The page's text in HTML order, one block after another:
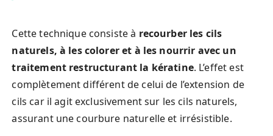
Cette technique consiste à recourber les cils
naturels, à les colorer et à les nourrir avec un
traitement restructurant la kératine. L’effet est
complètement différent de celui de l’extension de
cils car il agit exclusivement sur les cils naturels,
assurant une courbure naturelle et irrésistible.